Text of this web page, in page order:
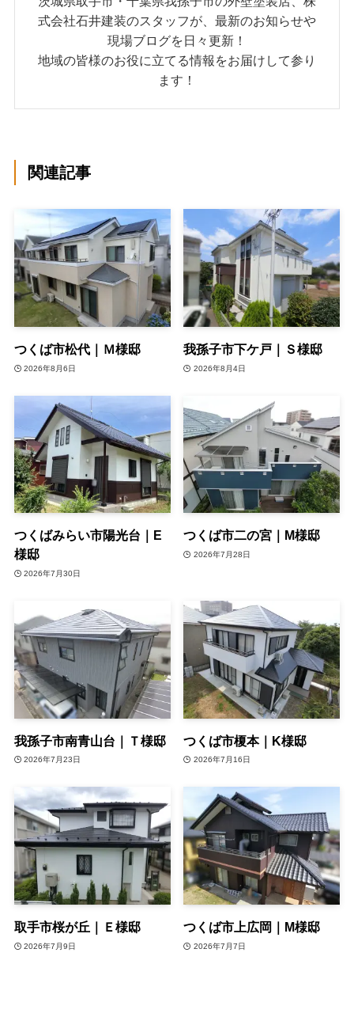
式会社石井建装のスタッフが、最新のお知らせや
現場ブログを日々更新！
地域の皆様のお役に立てる情報をお届けして参り
ます！
関連記事
つくば市松代｜Ｍ様邸
2026年8月6日
我孫子市下ケ戸｜Ｓ様邸
2026年8月4日
つくばみらい市陽光台｜E
様邸
2026年7月30日
つくば市二の宮｜M様邸
2026年7月28日
我孫子市南青山台｜Ｔ様邸
2026年7月23日
つくば市榎本｜K様邸
2026年7月16日
取手市桜が丘｜Ｅ様邸
2026年7月9日
つくば市上広岡｜M様邸
2026年7月7日